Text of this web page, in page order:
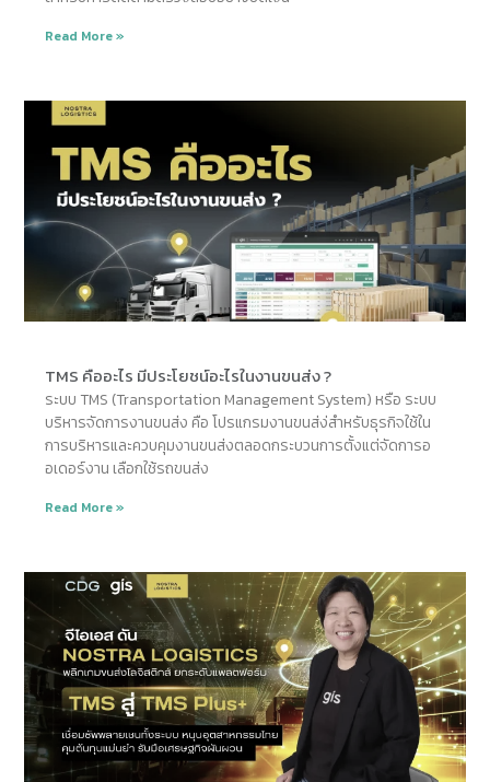
Read More »
TMS คืออะไร มีประโยชน์อะไรในงานขนส่ง ?
ระบบ TMS (Transportation Management System) หรือ ระบบ
บริหารจัดการงานขนส่ง คือ โปรแกรมงานขนส่ง่สำหรับธุรกิจใช้ใน
การบริหารและควบคุมงานขนส่งตลอดกระบวนการตั้งแต่จัดการอ
อเดอร์งาน เลือกใช้รถขนส่ง
Read More »